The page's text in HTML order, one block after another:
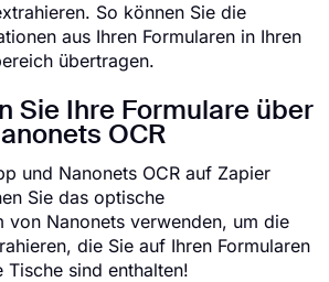
So können Sie die
aus Ihren Formularen in Ihren
übertragen.
Sie Ihre Formulare über
OCR
und Nanonets OCR auf Zapier
Sie das optische
von Nanonets verwenden, um die
die Sie auf Ihren Formularen
Tische sind enthalten!